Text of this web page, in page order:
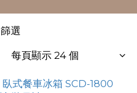
篩選
每頁顯示 24 個